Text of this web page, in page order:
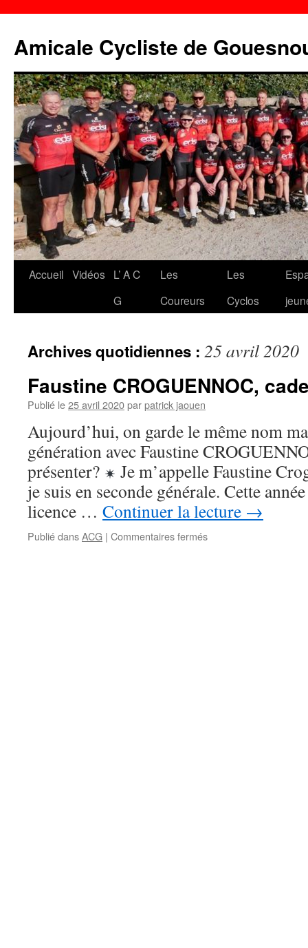
contenu
Amicale Cycliste de
Accueil Vidéos
L’ A C
G
Les
Coureurs
Les
Cyclos
Archives quotidiennes : 25 avril 2020
Faustine CROGUENNOC,
Publié le25 avril 2020parpatrick jaouen
Aujourd’hui, on garde le même nom
génération avec Faustine
présenter?
Je m’appelle Faustine
je suis en seconde générale. Cette
licence … Continuer la lecture →
Publié dansACG | Commentaires ferméssur